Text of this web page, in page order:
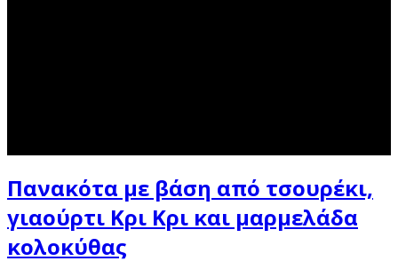
Πανακότα με βάση από τσουρέκι,
γιαούρτι Κρι Κρι και μαρμελάδα
κολοκύθας